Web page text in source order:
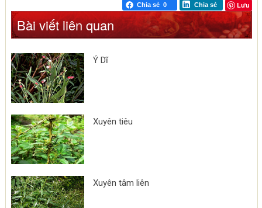
Chia sẻ 0 Chia sẻ Lưu
Bài viết liên quan
Ý Dĩ
Xuyên tiêu
Xuyên tâm liên